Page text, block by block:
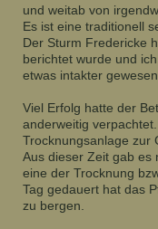
und weitab von
Es ist eine traditionell
Der Sturm Fredericke
berichtet wurde und
etwas intakter gewesen
Viel Erfolg hatte der
anderweitig
Trocknungsanlage zur
Aus dieser Zeit gab es
eine der Trocknung
Tag gedauert hat das
zu bergen.